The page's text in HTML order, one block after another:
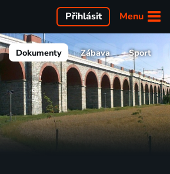
Menu
Přihlásit
Dokumenty Zábava Sport